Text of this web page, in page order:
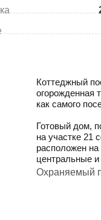
Коттеджный
огорожденная
как самого
Готовый дом,
на участке 21
расположен
центральные
Охраняемый